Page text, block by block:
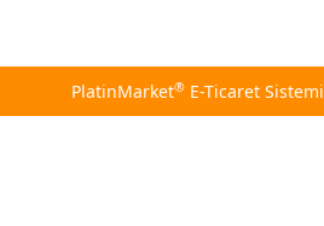
PlatinMarket®E-Ticaret Sistemi